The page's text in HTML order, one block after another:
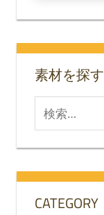
ー
ジ
送
り
素材を探す
索
対
CATEGORY